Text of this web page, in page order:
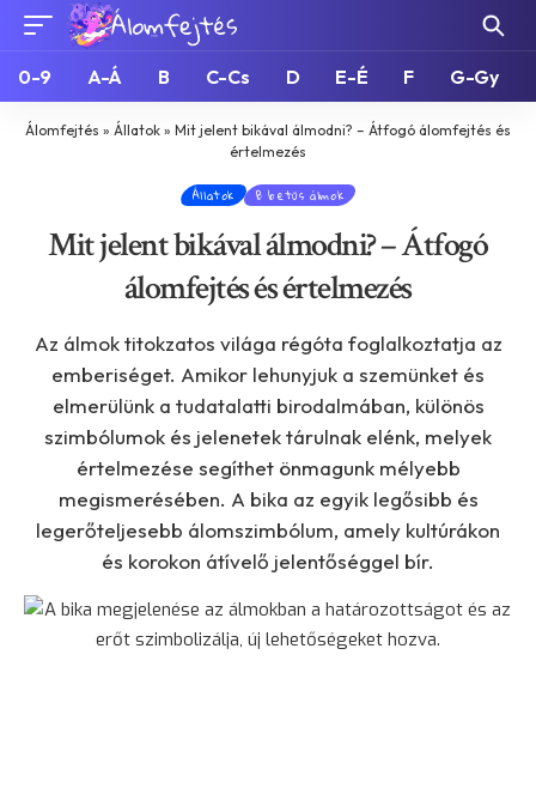
0-9 A-Á B C-Cs D E-É F G-Gy
Álomfejtés » Állatok » Mit jelent bikával álmodni? – Átfogó álomfejtés és
értelmezés
Állatok B betűs álmok
Mit jelent bikával álmodni? – Átfogó
álomfejtés és értelmezés
Az álmok titokzatos világa régóta foglalkoztatja az
emberiséget. Amikor lehunyjuk a szemünket és
elmerülünk a tudatalatti birodalmában, különös
szimbólumok és jelenetek tárulnak elénk, melyek
értelmezése segíthet önmagunk mélyebb
megismerésében. A bika az egyik legősibb és
legerőteljesebb álomszimbólum, amely kultúrákon
és korokon átívelő jelentőséggel bír.